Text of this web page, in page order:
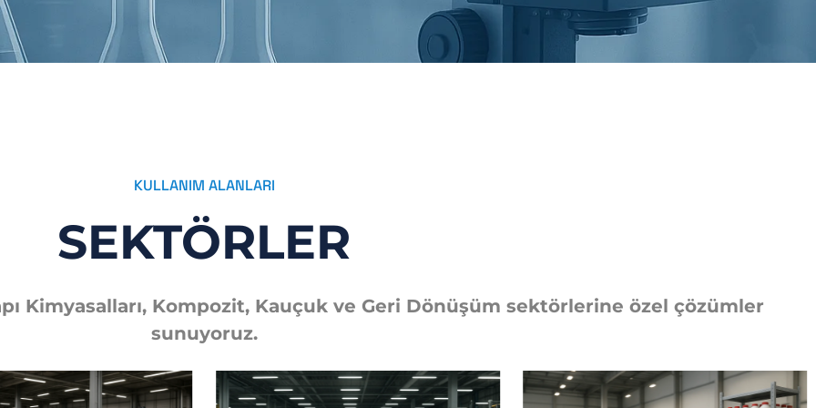
KULLANIM ALANLARI
SEKTÖRLER
Kimyasalları, Kompozit, Kauçuk ve Geri Dönüşüm sektörlerine özel çözümler
sunuyoruz.